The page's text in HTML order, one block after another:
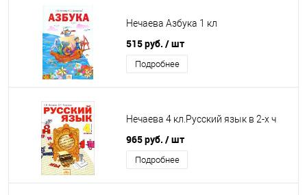
Нечаева Азбука 1 кл
515 руб. / шт
Подробнее
Нечаева 4 кл.Русский язык в 2-х ч
965 руб. / шт
Подробнее